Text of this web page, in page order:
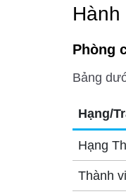
Phòng
Bảng
Hạng/
Hạng
Thành